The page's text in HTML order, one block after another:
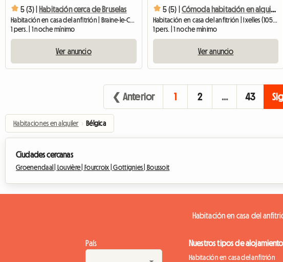
5 (3) | Habitación cerca de Bruselas
Habitación en casa del anfitrión | Braine-le-Comte | 12 M2
1 pers. | 1 noche mínimo
Ver anuncio
5 (5) | Cómoda habitación en alquiler en el distrito universitario de Ixelles
Habitación en casa del anfitrión | Ixelles (1050) | 30 M2
1 pers. | 1 noche mínimo
Ver anuncio
❮ Anterior 1 2 … 43
Habitaciones en alquiler › Bélgica
Ciudades cercanas
Groenendaal | Louvière | Fourcroix |Gottignies | Boussoit
Habitación en casa del
País Nuestros tipos de alojamiento
Habitación en casa del anfitrión